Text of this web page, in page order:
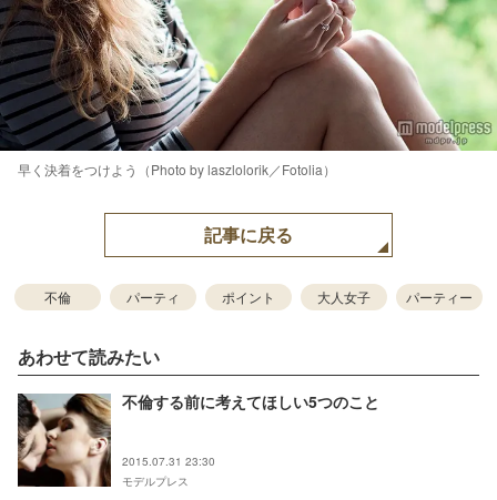
早く決着をつけよう（Photo by laszlolorik／Fotolia）
記事に戻る
不倫 パーティ ポイント 大人女子 パーティー
あわせて読みたい
不倫する前に考えてほしい5つのこと
2015.07.31 23:30
モデルプレス